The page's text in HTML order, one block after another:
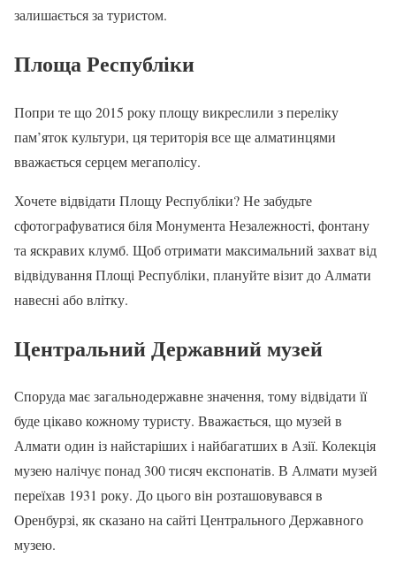
залишається за туристом.
Площа Республіки
Попри те що 2015 року площу викреслили з переліку
пам’яток культури, ця територія все ще алматинцями
вважається серцем мегаполісу.
Хочете відвідати Площу Республіки? Не забудьте
сфотографуватися біля Монумента Незалежності, фонтану
та яскравих клумб. Щоб отримати максимальний захват від
відвідування Площі Республіки, плануйте візит до Алмати
навесні або влітку.
Центральний Державний музей
Споруда має загальнодержавне значення, тому відвідати її
буде цікаво кожному туристу. Вважається, що музей в
Алмати один із найстаріших і найбагатших в Азії. Колекція
музею налічує понад 300 тисяч експонатів. В Алмати музей
переїхав 1931 року. До цього він розташовувався в
Оренбурзі, як сказано на сайті Центрального Державного
музею.